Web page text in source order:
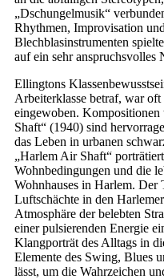
„Dschungelmusik“
Rhythmen, Improvisation
Blechblasinstrumenten
auf ein sehr anspruchsvolles
Ellingtons
Arbeiterklasse betraf, war
eingewoben.
Shaft“ (1940) sind
das Leben in urbanen
„Harlem Air Shaft“
Wohnbedingungen und die
Wohnhauses in Harlem. Der
Luftschächte in den
Atmosphäre der belebten
einer pulsierenden Energie
Klangporträt des Alltags in
Elemente des Swing, Blues
lässt, um die Wahrzeichen